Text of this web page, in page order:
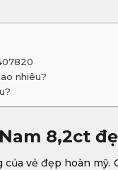
nhiêu?
8,2ct
vẻ đẹp hoàn